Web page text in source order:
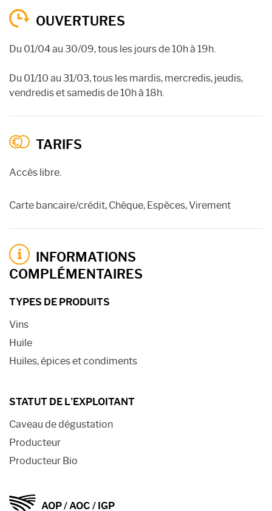
OUVERTURES
Du 01/04 au 30/09, tous les jours de 10h à 19h.
Du 01/10 au 31/03, tous les mardis, mercredis, jeudis,
vendredis et samedis de 10h à 18h.
TARIFS
Accès libre.
Carte bancaire/crédit, Chèque, Espèces, Virement
INFORMATIONS
COMPLÉMENTAIRES
TYPES DE PRODUITS
Vins
Huile
Huiles, épices et condiments
STATUT DE L’EXPLOITANT
Caveau de dégustation
Producteur
Producteur Bio
AOP / AOC / IGP